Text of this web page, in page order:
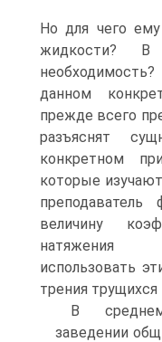
Но для чего
жидкости?
данном
прежде всего
разъяснят
конкретном
которые
величину
натяжения
использовать
трения трущихся
В
заведении